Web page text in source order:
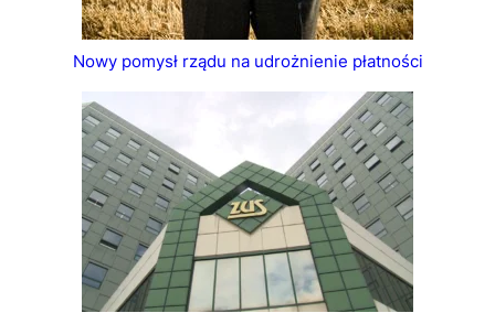
Nowy pomysł rządu na udrożnienie płatności